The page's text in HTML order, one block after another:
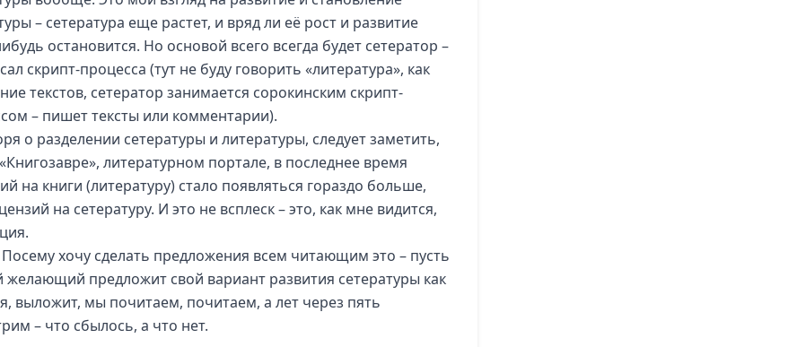
– сетература еще растет, и вряд ли её рост и развитие
остановится. Но основой всего всегда будет сетератор –
скрипт-процесса (тут не буду говорить «литература», как
текстов, сетератор занимается сорокинским скрипт-
– пишет тексты или комментарии).
о разделении сетературы и литературы, следует заметить,
литературном портале, в последнее время
на книги (литературу) стало появляться гораздо больше,
на сетературу. И это не всплеск – это, как мне видится,
хочу сделать предложения всем читающим это – пусть
желающий предложит свой вариант развития сетературы как
выложит, мы почитаем, почитаем, а лет через пять
– что сбылось, а что нет.